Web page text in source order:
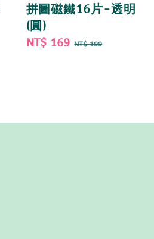
拼圖磁鐵16片-透明
(圓)
Sale
NT$ 169 Regular
NT$ 199